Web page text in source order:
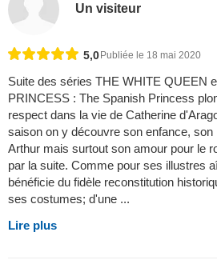
Un visiteur
5,0 Publiée le 18 mai 2020
Suite des séries THE WHITE QUEEN
PRINCESS : The Spanish Princess
respect dans la vie de Catherine
saison on y découvre son enfance,
Arthur mais surtout son amour pour le
par la suite. Comme pour ses illustres
bénéficie du fidèle reconstitution
ses costumes; d'une ...
Lire plus